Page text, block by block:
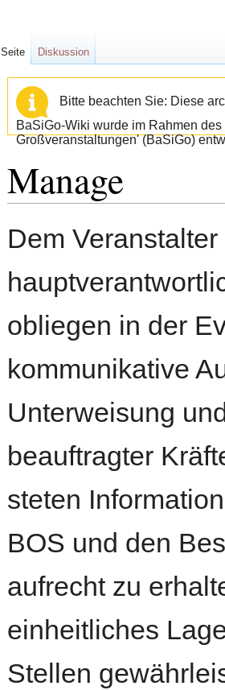
Bitte beachten Sie: Diese
BaSiGo-Wiki wurde im Rahmen
Großveranstaltungen' (BaSiGo)
Manage
Navigation
Suche
Dem Veranstalter
obliegen in der
kommunikative
Unterweisung
beauftragter
steten
BOS und den
aufrecht zu
einheitliches
Stellen
Seite Diskussion